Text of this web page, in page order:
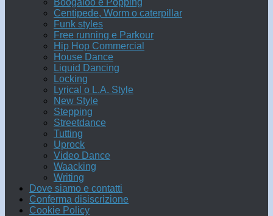
Boogaloo e Popping
Centipede, Worm o caterpillar
Funk styles
Free running e Parkour
Hip Hop Commercial
House Dance
Liquid Dancing
Locking
Lyrical o L.A. Style
New Style
Stepping
Streetdance
Tutting
Uprock
Video Dance
Waacking
Writing
Dove siamo e contatti
Conferma disiscrizione
Cookie Policy